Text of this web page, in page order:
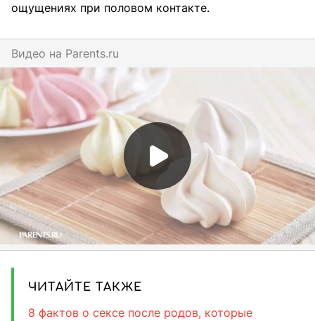
ощущениях при половом контакте.
Видео на parents.ru
ЧИТАЙТЕ ТАКЖЕ
8 фактов о сексе после родов, которые